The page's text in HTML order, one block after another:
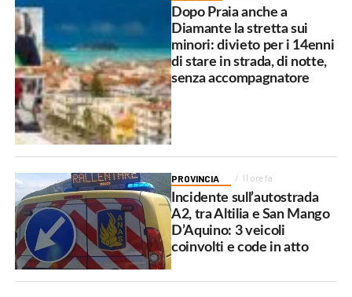
Dopo Praia anche a
Diamante la stretta sui
minori: divieto per i 14enni
di stare in strada, di notte,
senza accompagnatore
PROVINCIA 11 ore fa
Incidente sull’autostrada
A2, tra Altilia e San Mango
D’Aquino: 3 veicoli
coinvolti e code in atto